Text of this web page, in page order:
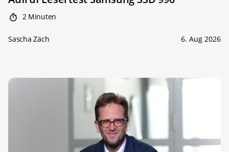
2 Minuten
Sascha Zäch 6. Aug 2026